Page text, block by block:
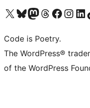
Navštivte náš účet na X (dříve Twitter)
Navštivte náš Bluesky účetNavštivte náš účet Mastodon
Navštivte náš Threads účetNavštivte naši stránku
Navštivte náš Instagram účet
Navštivte náš
Code is Poetry.
The WordPress®
of the WordPress